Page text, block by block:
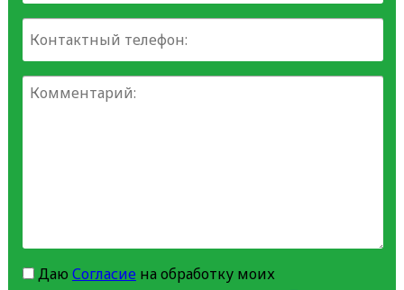
Даю Согласиена обработку моих